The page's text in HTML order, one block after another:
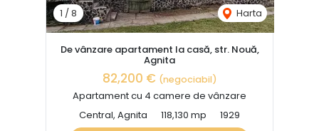
1 /8 Harta
De vânzare apartament la casă, str. Nouă,
Agnita
82,200 € (negociabil)
Apartament cu 4 camere de vânzare
Central, Agnita
118,130 mp
1929